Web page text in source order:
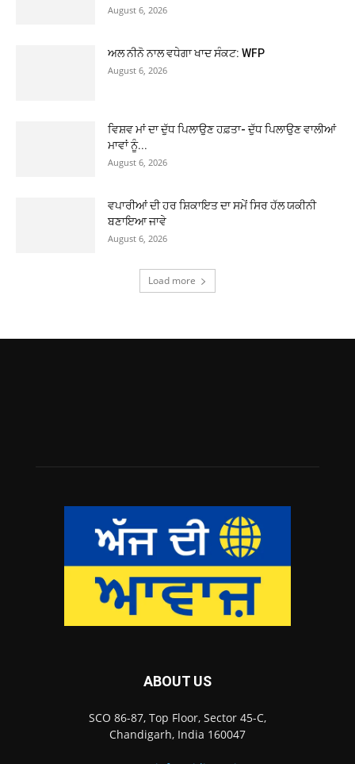
August 6, 2026
ਅਲ ਨੀਨੋ ਨਾਲ ਵਧੇਗਾ ਖਾਦ ਸੰਕਟ: WFP
August 6, 2026
ਵਿਸ਼ਵ ਮਾਂ ਦਾ ਦੁੱਧ ਪਿਲਾਉਣ ਹਫ਼ਤਾ- ਦੁੱਧ ਪਿਲਾਉਣ ਵਾਲੀਆਂ
ਮਾਵਾਂ ਨੂੰ...
August 6, 2026
ਵਪਾਰੀਆਂ ਦੀ ਹਰ ਸ਼ਿਕਾਇਤ ਦਾ ਸਮੇਂ ਸਿਰ ਹੱਲ ਯਕੀਨੀ
ਬਣਾਇਆ ਜਾਵੇ
August 6, 2026
Load more
ABOUT US
SCO 86-87, Top Floor, Sector 45-C,
Chandigarh, India 160047